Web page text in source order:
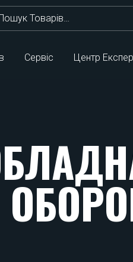
Сервіс Центр